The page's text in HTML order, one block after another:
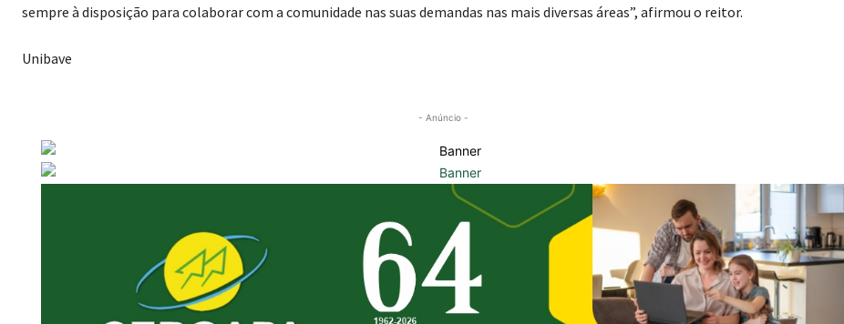
sempre à disposição para colaborar com a comunidade nas suas demandas nas mais diversas áreas”, afirmou o reitor.
Unibave
- Anúncio -